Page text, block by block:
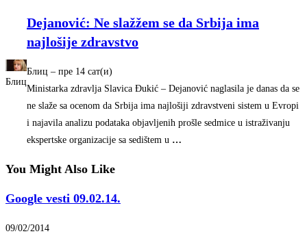
Блиц
Dejanović: Ne slažžem se da Srbija ima
najlošije zdravstvo
Блиц – ‎пре 14 сат(и)‎
Ministarka zdravlja Slavica Đukić – Dejanović naglasila je danas da se
ne slaže sa ocenom da Srbija ima najlošiji zdravstveni sistem u Evropi
i najavila analizu podataka objavljenih prošle sedmice u istraživanju
ekspertske organizacije sa sedištem u …
You Might Also Like
Google vesti 09.02.14.
09/02/2014